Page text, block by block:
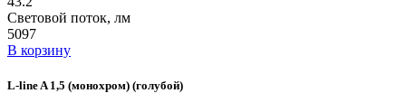
Световой поток, лм
5097
В корзину
L-line A 1,5 (монохром) (голубой)